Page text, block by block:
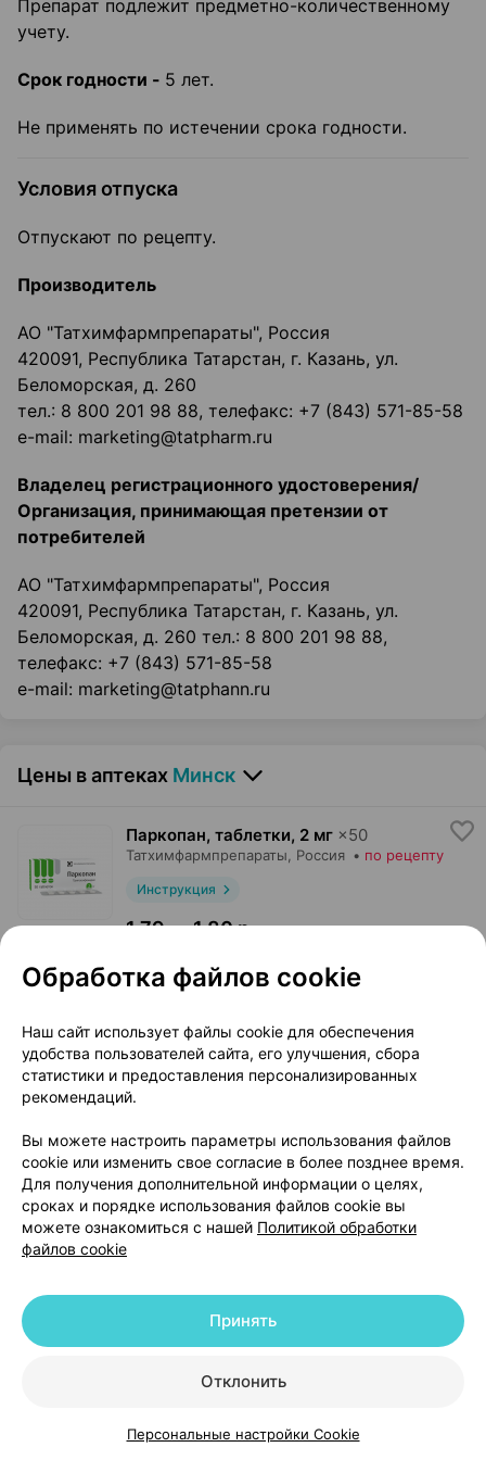
КаталогКорзинаИзбранноеПрофиль
Препарат подлежит предметно-количественному
учету.
Срок годности - 5 лет.
Не применять по истечении срока годности.
Условия отпуска
Отпускают по рецепту.
Производитель
АО "Татхимфармпрепараты", Россия
420091, Республика Татарстан, г. Казань, ул.
Беломорская, д. 260
тел.: 8 800 201 98 88, телефакс: +7 (843) 571-85-58
e-mail: marketing@tatpharm.ru
Владелец регистрационного удостоверения/
Организация, принимающая претензии от
потребителей
АО "Татхимфармпрепараты", Россия
420091, Республика Татарстан, г. Казань, ул.
Беломорская, д. 260 тел.: 8 800 201 98 88,
телефакс: +7 (843) 571-85-58
e-mail: marketing@tatphann.ru
Цены в аптеках Минск
Паркопан, таблетки, 2 мг ×50
Татхимфармпрепараты, Россия • по рецепту
Инструкция
1,79 — 1,80 р.
Где купить В корзину
Размещение рекламы
Медицинский маркетинг
Публичный договор
Способы оплаты
Вакансии
Обработка файлов cookie
Наш сайт использует файлы cookie для обеспечения
удобства пользователей сайта, его улучшения, сбора
статистики и предоставления персонализированных
рекомендаций.
Вы можете настроить параметры использования файлов
cookie или изменить свое согласие в более позднее время.
Для получения дополнительной информации о целях,
сроках и порядке использования файлов cookie вы
можете ознакомиться с нашей Политикой обработки
файлов cookie
Отклонить
Принять
Персональные настройки Cookie